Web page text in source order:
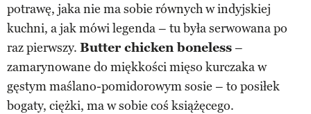
potrawę, jaka nie ma sobie równych w indyjskiej
kuchni, a jak mówi legenda – tu była serwowana po
raz pierwszy. Butter chicken boneless–
zamarynowane do miękkości mięso kurczaka w
gęstym maślano-pomidorowym sosie – to posiłek
bogaty, ciężki, ma w sobie coś książęcego.